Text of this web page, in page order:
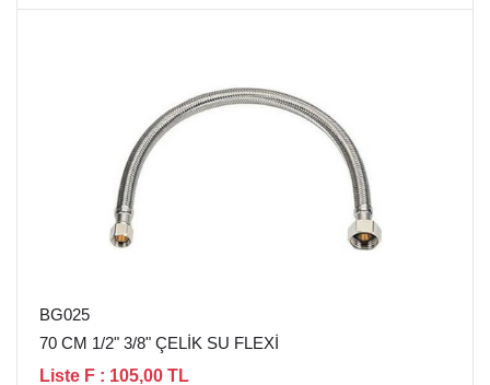
BG025
70 CM 1/2" 3/8" ÇELİK SU FLEXİ
Liste F : 105,00 TL